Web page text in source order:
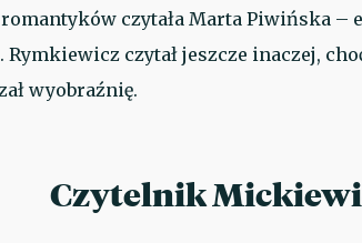
czytała Marta Piwińska –
czytał jeszcze inaczej,
wyobraźnię.
Czytelnik